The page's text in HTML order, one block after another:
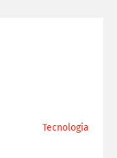
Tecnologia